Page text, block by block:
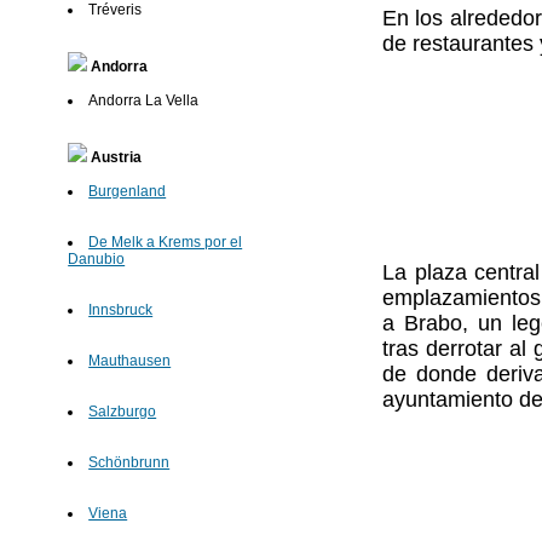
Tréveris
Andorra
Andorra La Vella
Austria
Burgenland
De Melk a Krems por el
Danubio
Innsbruck
Mauthausen
Salzburgo
Schönbrunn
Viena
En los
de restaurantes
La plaza
a Brabo, un
tras derrotar al
de donde
ayuntamiento